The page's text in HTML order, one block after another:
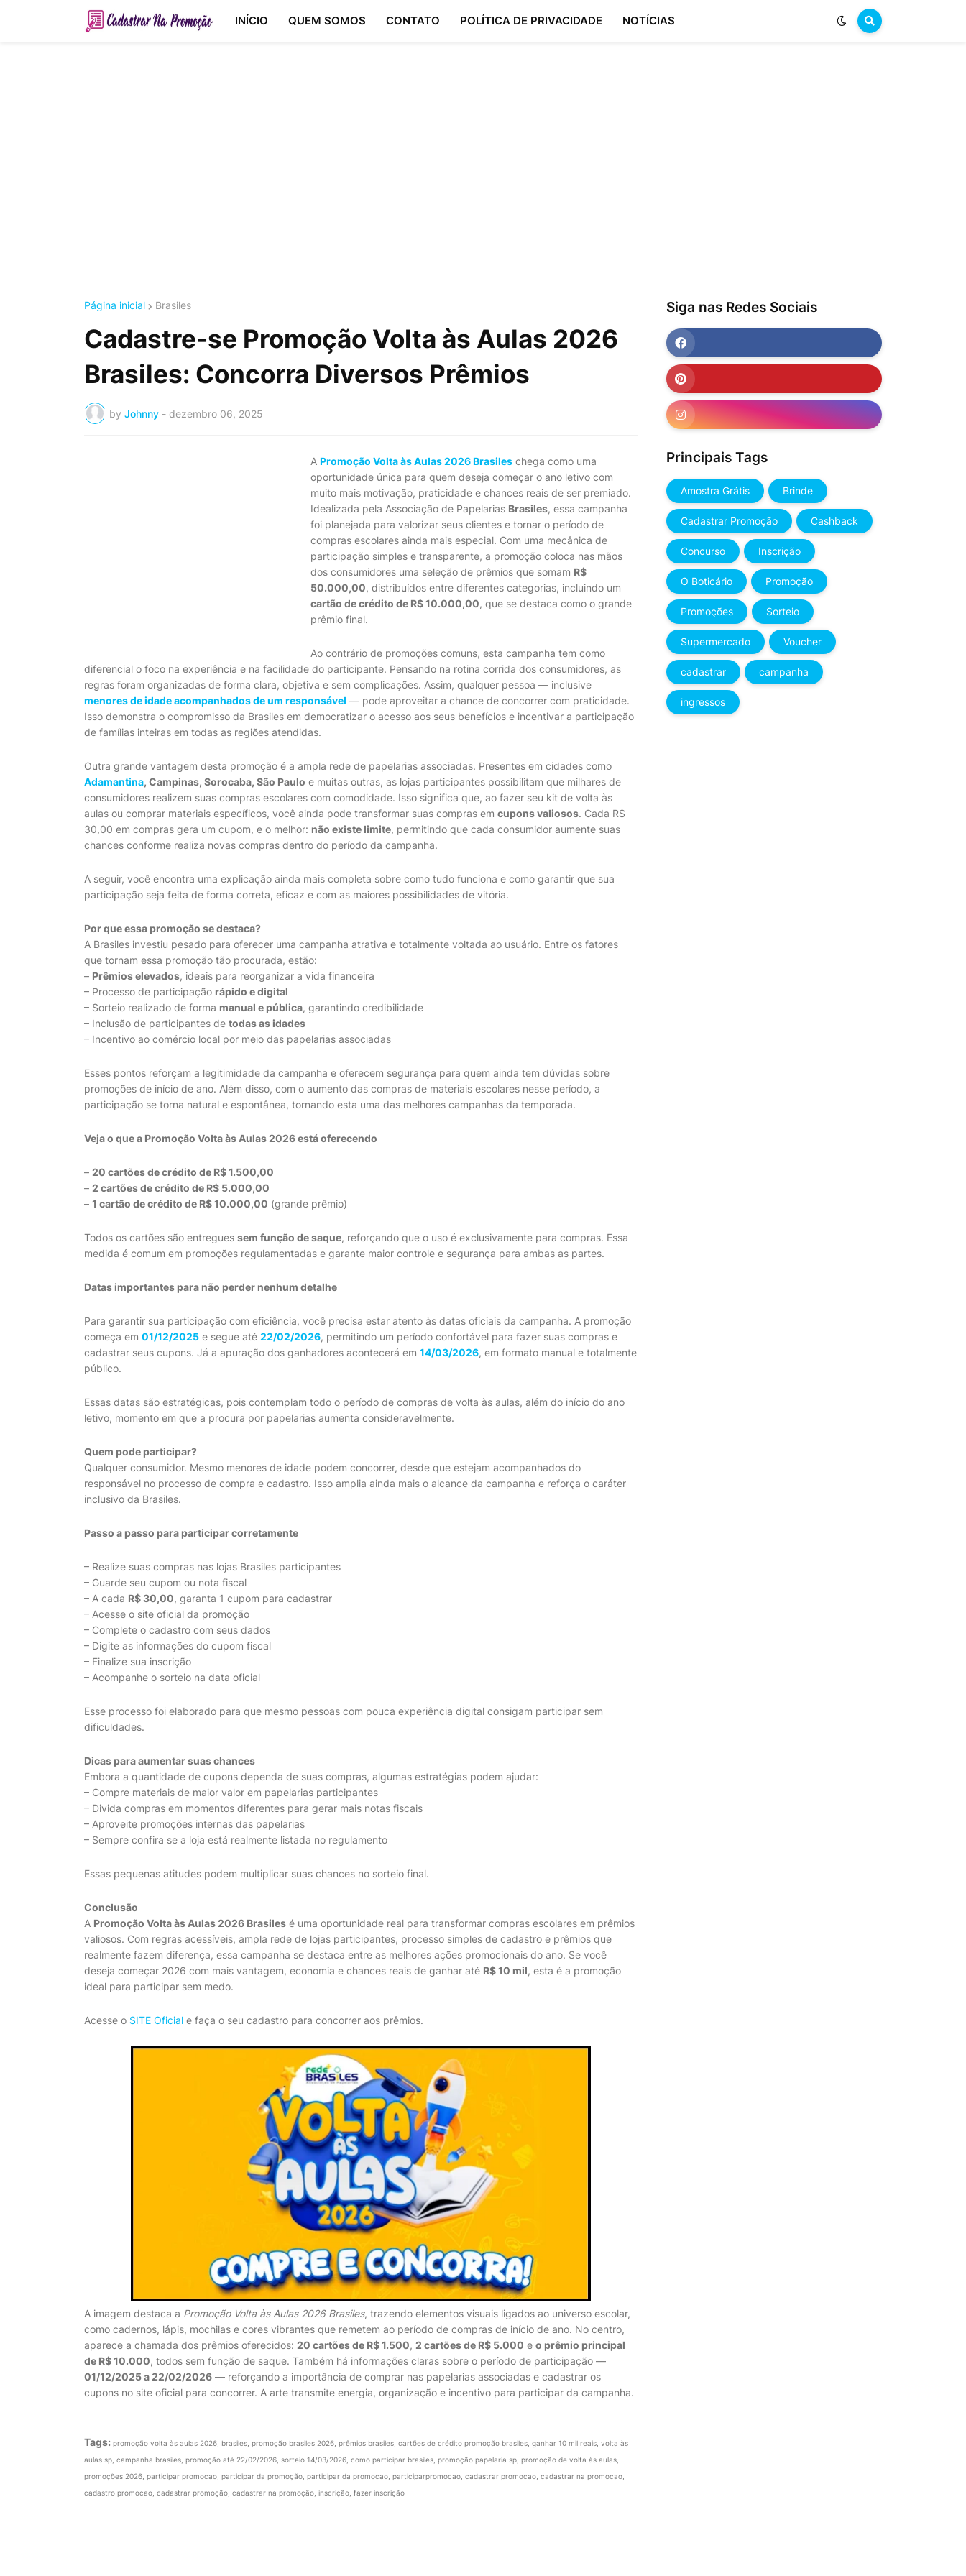
INÍCIO QUEM SOMOS CONTATO POLÍTICA DE PRIVACIDADE NOTÍCIAS
Página inicial Brasiles
Cadastre-se Promoção Volta às Aulas 2026
Brasiles: Concorra Diversos Prêmios
by Johnny - dezembro 06, 2025
A Promoção Volta às Aulas 2026 Brasiles chega como uma
oportunidade única para quem deseja começar o ano letivo com
muito mais motivação, praticidade e chances reais de ser premiado.
Idealizada pela Associação de Papelarias Brasiles, essa campanha
foi planejada para valorizar seus clientes e tornar o período de
compras escolares ainda mais especial. Com uma mecânica de
participação simples e transparente, a promoção coloca nas mãos
dos consumidores uma seleção de prêmios que somam R$
50.000,00, distribuídos entre diferentes categorias, incluindo um
cartão de crédito de R$ 10.000,00, que se destaca como o grande
prêmio final.
Ao contrário de promoções comuns, esta campanha tem como
diferencial o foco na experiência e na facilidade do participante. Pensando na rotina corrida dos consumidores, as
regras foram organizadas de forma clara, objetiva e sem complicações. Assim, qualquer pessoa — inclusive
menores de idade acompanhados de um responsável — pode aproveitar a chance de concorrer com praticidade.
Isso demonstra o compromisso da Brasiles em democratizar o acesso aos seus benefícios e incentivar a participação
de famílias inteiras em todas as regiões atendidas.
Outra grande vantagem desta promoção é a ampla rede de papelarias associadas. Presentes em cidades como
Adamantina, Campinas, Sorocaba, São Paulo e muitas outras, as lojas participantes possibilitam que milhares de
consumidores realizem suas compras escolares com comodidade. Isso significa que, ao fazer seu kit de volta às
aulas ou comprar materiais específicos, você ainda pode transformar suas compras em cupons valiosos. Cada R$
30,00 em compras gera um cupom, e o melhor: não existe limite, permitindo que cada consumidor aumente suas
chances conforme realiza novas compras dentro do período da campanha.
A seguir, você encontra uma explicação ainda mais completa sobre como tudo funciona e como garantir que sua
participação seja feita de forma correta, eficaz e com as maiores possibilidades de vitória.
Por que essa promoção se destaca?
A Brasiles investiu pesado para oferecer uma campanha atrativa e totalmente voltada ao usuário. Entre os fatores
que tornam essa promoção tão procurada, estão:
– Prêmios elevados, ideais para reorganizar a vida financeira
– Processo de participação rápido e digital
– Sorteio realizado de forma manual e pública, garantindo credibilidade
– Inclusão de participantes de todas as idades
– Incentivo ao comércio local por meio das papelarias associadas
Esses pontos reforçam a legitimidade da campanha e oferecem segurança para quem ainda tem dúvidas sobre
promoções de início de ano. Além disso, com o aumento das compras de materiais escolares nesse período, a
participação se torna natural e espontânea, tornando esta uma das melhores campanhas da temporada.
Veja o que a Promoção Volta às Aulas 2026 está oferecendo
– 20 cartões de crédito de R$ 1.500,00
– 2 cartões de crédito de R$ 5.000,00
– 1 cartão de crédito de R$ 10.000,00 (grande prêmio)
Todos os cartões são entregues sem função de saque, reforçando que o uso é exclusivamente para compras. Essa
medida é comum em promoções regulamentadas e garante maior controle e segurança para ambas as partes.
Datas importantes para não perder nenhum detalhe
Para garantir sua participação com eficiência, você precisa estar atento às datas oficiais da campanha. A promoção
começa em 01/12/2025 e segue até 22/02/2026, permitindo um período confortável para fazer suas compras e
cadastrar seus cupons. Já a apuração dos ganhadores acontecerá em 14/03/2026, em formato manual e totalmente
público.
Essas datas são estratégicas, pois contemplam todo o período de compras de volta às aulas, além do início do ano
letivo, momento em que a procura por papelarias aumenta consideravelmente.
Quem pode participar?
Qualquer consumidor. Mesmo menores de idade podem concorrer, desde que estejam acompanhados do
responsável no processo de compra e cadastro. Isso amplia ainda mais o alcance da campanha e reforça o caráter
inclusivo da Brasiles.
Passo a passo para participar corretamente
– Realize suas compras nas lojas Brasiles participantes
– Guarde seu cupom ou nota fiscal
– A cada R$ 30,00, garanta 1 cupom para cadastrar
– Acesse o site oficial da promoção
– Complete o cadastro com seus dados
– Digite as informações do cupom fiscal
– Finalize sua inscrição
– Acompanhe o sorteio na data oficial
Esse processo foi elaborado para que mesmo pessoas com pouca experiência digital consigam participar sem
dificuldades.
Dicas para aumentar suas chances
Embora a quantidade de cupons dependa de suas compras, algumas estratégias podem ajudar:
– Compre materiais de maior valor em papelarias participantes
– Divida compras em momentos diferentes para gerar mais notas fiscais
– Aproveite promoções internas das papelarias
– Sempre confira se a loja está realmente listada no regulamento
Essas pequenas atitudes podem multiplicar suas chances no sorteio final.
Conclusão
A Promoção Volta às Aulas 2026 Brasiles é uma oportunidade real para transformar compras escolares em prêmios
valiosos. Com regras acessíveis, ampla rede de lojas participantes, processo simples de cadastro e prêmios que
realmente fazem diferença, essa campanha se destaca entre as melhores ações promocionais do ano. Se você
deseja começar 2026 com mais vantagem, economia e chances reais de ganhar até R$ 10 mil, esta é a promoção
ideal para participar sem medo.
Acesse o SITE Oficial e faça o seu cadastro para concorrer aos prêmios.
A imagem destaca a Promoção Volta às Aulas 2026 Brasiles, trazendo elementos visuais ligados ao universo escolar,
como cadernos, lápis, mochilas e cores vibrantes que remetem ao período de compras de início de ano. No centro,
aparece a chamada dos prêmios oferecidos: 20 cartões de R$ 1.500, 2 cartões de R$ 5.000 e o prêmio principal
de R$ 10.000, todos sem função de saque. Também há informações claras sobre o período de participação —
01/12/2025 a 22/02/2026 — reforçando a importância de comprar nas papelarias associadas e cadastrar os
cupons no site oficial para concorrer. A arte transmite energia, organização e incentivo para participar da campanha.
Tags: promoção volta às aulas 2026, brasiles, promoção brasiles 2026, prêmios brasiles, cartões de crédito promoção brasiles, ganhar 10 mil reais, volta às
aulas sp, campanha brasiles, promoção até 22/02/2026, sorteio 14/03/2026, como participar brasiles, promoção papelaria sp, promoção de volta às aulas,
promoções 2026, participar promocao, participar da promoção, participar da promocao, participarpromocao, cadastrar promocao, cadastrar na promocao,
cadastro promocao, cadastrar promoção, cadastrar na promoção, inscrição, fazer inscrição
Siga nas Redes Sociais
Principais Tags
Amostra Grátis Brinde
Cadastrar Promoção Cashback
Concurso Inscrição
O Boticário Promoção
Promoções Sorteio
Supermercado Voucher
cadastrar campanha
ingressos